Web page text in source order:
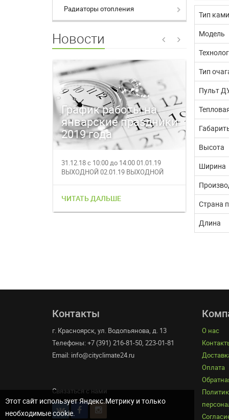
Этот сайт использует Яндекс.Метрику и только
необходимые cookie.
Радиаторы отопления
Новости
График работы на
январские праздники
2019 года
31.12.18 с 10:00 до 14:00 01.01.19
ВЫХОДНОЙ 02.01.19 ВЫХОДНОЙ
ЧИТАТЬ ДАЛЬШЕ
работает
за полез...
ЧИТАТЬ
Тип
Модель
Тип
Пульт
Высота
Ширина
Страна
Длина
Контакты
г. Красноярск, ул. Водопьянова, д. 13
Телефоны: +7 (391) 216-81-50, 223-01-81
Email: info@cityclimate24.ru
Связаться с нами
О нас
Оплата